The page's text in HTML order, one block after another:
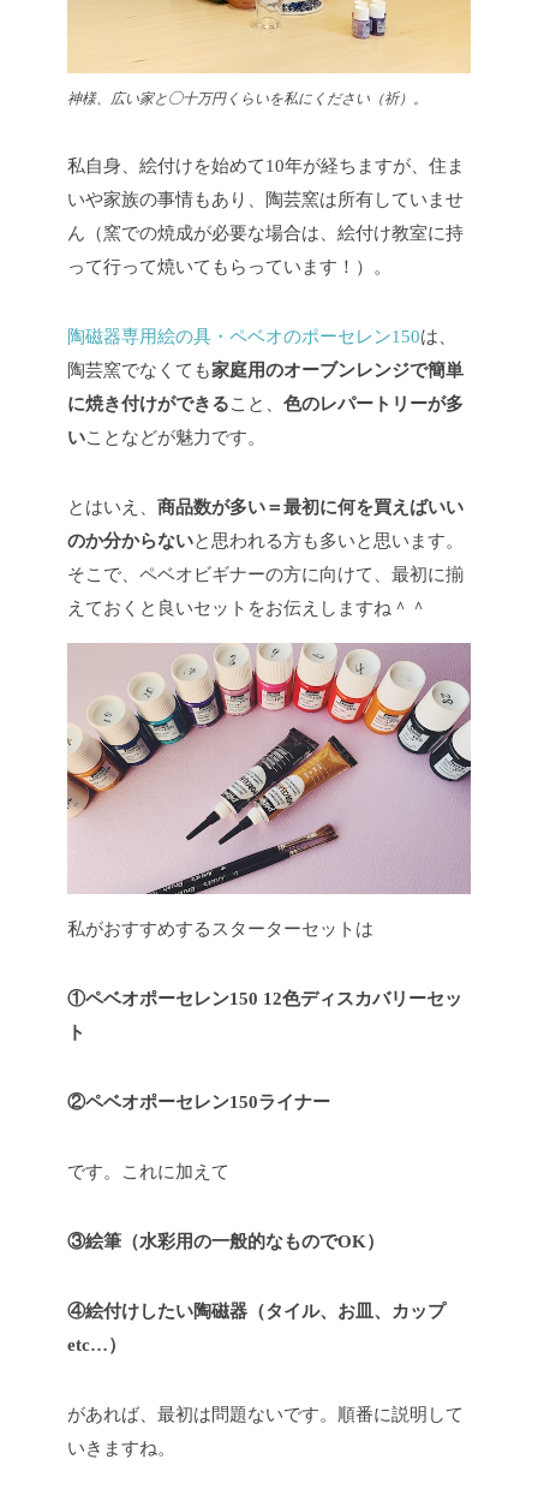
神様、広い家と◯十万円くらいを私にください（祈）。
私自身、絵付けを始めて10年が経ちますが、住ま
いや家族の事情もあり、陶芸窯は所有していませ
ん（窯での焼成が必要な場合は、絵付け教室に持
って行って焼いてもらっています！）。
陶磁器専用絵の具・ペベオのポーセレン150は、
陶芸窯でなくても家庭用のオーブンレンジで簡単
に焼き付けができること、 色のレパートリーが多
いことなどが魅力です。
とはいえ、 商品数が多い＝最初に何を買えばいい
のか分からないと思われる方も多いと思います。
そこで、ペベオビギナーの方に向けて、最初に揃
えておくと良いセットをお伝えしますね＾＾
私がおすすめするスターターセットは
①ペベオポーセレン150 12色ディスカバリーセッ
ト
②ペベオポーセレン150ライナー
です。これに加えて
③絵筆（水彩用の一般的なものでOK）
④絵付けしたい陶磁器（タイル、お皿、カップ
etc…）
があれば、最初は問題ないです。順番に説明して
いきますね。